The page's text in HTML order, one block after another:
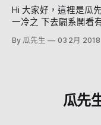
Hi 大家好，這裡是瓜先生開箱 因為最近天氣
一冷之 下去闢系鬨看有沒
個，才賣800，就決定買回來試試看
以看這裡 它的外觀很小，設計也很簡單 其實看起來比較像音
所以你的手一定要伸到他的後面， 很
旁邊有個指示燈會亮 其實就是這樣，他就是用個風扇把裡面
PTC的熱吹出來 (不知道風扇
By 瓜先生 03 2月 2018
瓜先